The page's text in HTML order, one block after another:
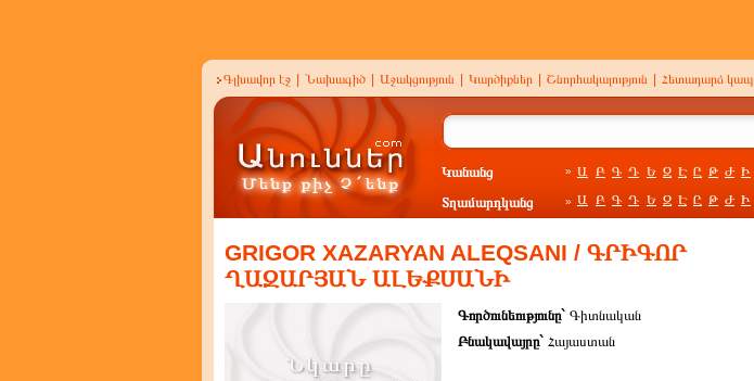
Գլխավոր էջ Նախագիծ Աջակցություն Կարծիքներ Շնորհակալություն Հետադարձ կապ
Կանանց » Ա Բ Գ Դ Ե Զ Է Ը Թ Ժ Ի
Տղամարդկանց » Ա Բ Գ Դ Ե Զ Է Ը Թ Ժ Ի
GRIGOR XAZARYAN ALEQSANI / ԳՐԻԳՈՐ
ՂԱԶԱՐՅԱՆ ԱԼԵՔՍԱՆԻ
Գործունեությունը` Գիտնական
Բնակավայրը` Հայաստան